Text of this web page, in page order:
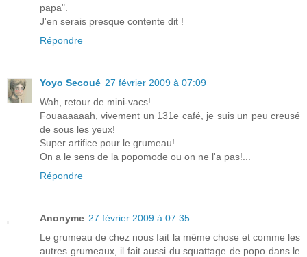
papa".
J'en serais presque contente dit !
Répondre
Yoyo Secoué 27 février 2009 à 07:09
Wah, retour de mini-vacs!
Fouaaaaaah, vivement un 131e café, je suis un peu creusé
de sous les yeux!
Super artifice pour le grumeau!
On a le sens de la popomode ou on ne l'a pas!...
Répondre
Anonyme 27 février 2009 à 07:35
Le grumeau de chez nous fait la même chose et comme les
autres grumeaux, il fait aussi du squattage de popo dans le